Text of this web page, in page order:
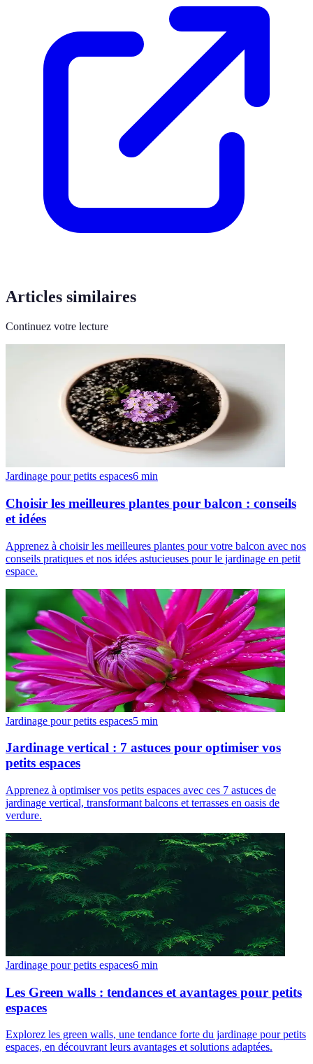
Articles similaires
Continuez votre lecture
Jardinage pour petits espaces6 min
Choisir les meilleures plantes pour balcon : conseils
et idées
Apprenez à choisir les meilleures plantes pour votre balcon avec nos
conseils pratiques et nos idées astucieuses pour le jardinage en petit
espace.
Jardinage pour petits espaces5 min
Jardinage vertical : 7 astuces pour optimiser vos
petits espaces
Apprenez à optimiser vos petits espaces avec ces 7 astuces de
jardinage vertical, transformant balcons et terrasses en oasis de
verdure.
Jardinage pour petits espaces6 min
Les Green walls : tendances et avantages pour petits
espaces
Explorez les green walls, une tendance forte du jardinage pour petits
espaces, en découvrant leurs avantages et solutions adaptées.